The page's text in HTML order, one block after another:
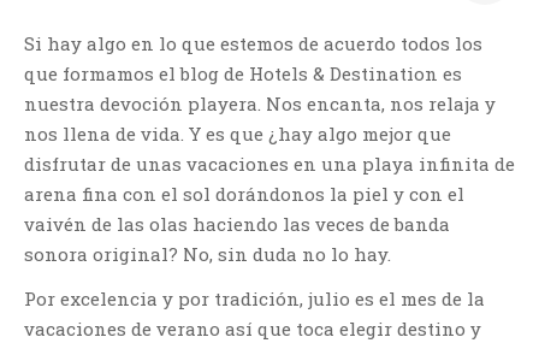
Si hay algo en lo que estemos de acuerdo todos los
que formamos el blog de Hotels & Destination es
nuestra devoción playera. Nos encanta, nos relaja y
nos llena de vida. Y es que ¿hay algo mejor que
disfrutar de unas vacaciones en una playa infinita de
arena fina con el sol dorándonos la piel y con el
vaivén de las olas haciendo las veces de banda
sonora original? No, sin duda no lo hay.
Por excelencia y por tradición, julio es el mes de la
vacaciones de verano así que toca elegir destino y